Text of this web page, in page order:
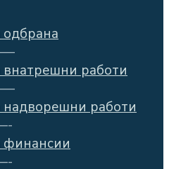
работи
надворешни работи
финансии